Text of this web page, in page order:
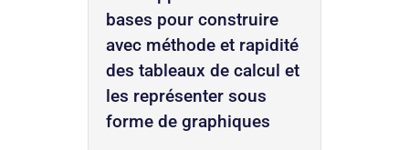
bases pour construire
avec méthode et rapidité
des tableaux de calcul et
les représenter sous
forme de graphiques